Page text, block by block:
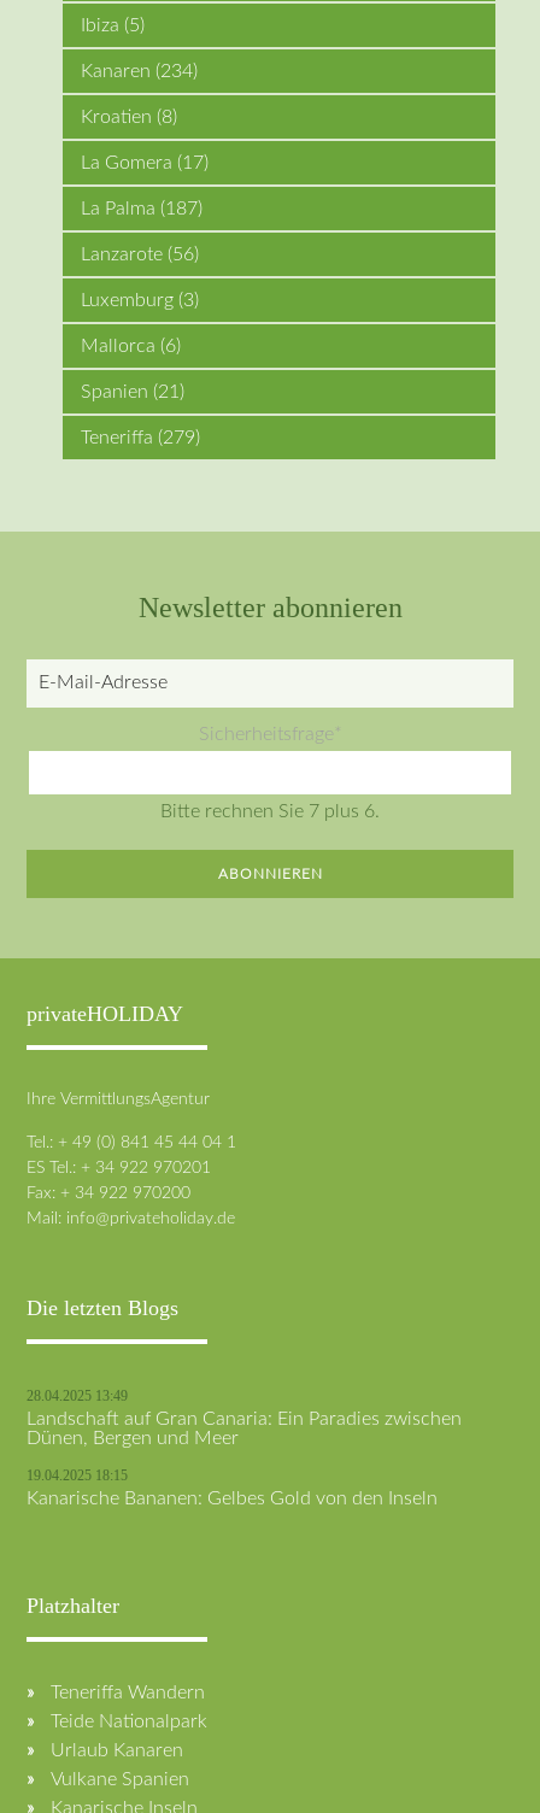
Ibiza (5)
Kanaren (234)
Kroatien (8)
La Gomera (17)
La Palma (187)
Lanzarote (56)
Luxemburg (3)
Mallorca (6)
Spanien (21)
Teneriffa (279)
Newsletter abonnieren
E-
Mail-
Pflichtfeld
Sicherheitsfrage *
Bitte rechnen Sie 7 plus 6.
ABONNIEREN
privateHOLIDAY
Ihre VermittlungsAgentur
Tel.: + 49 (0) 841 45 44 04 1
ES Tel.: + 34 922 970201
Fax: + 34 922 970200
Mail: info@privateholiday.de
Die letzten Blogs
28.04.2025 13:49
Landschaft auf Gran Canaria: Ein Paradies zwischen
Dünen, Bergen und Meer
19.04.2025 18:15
Kanarische Bananen: Gelbes Gold von den Inseln
Platzhalter
Teneriffa Wandern
Teide Nationalpark
Urlaub Kanaren
Vulkane Spanien
Kanarische Inseln